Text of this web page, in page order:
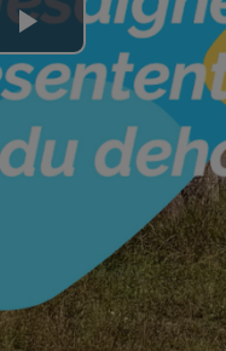
Lire
la
vidéo